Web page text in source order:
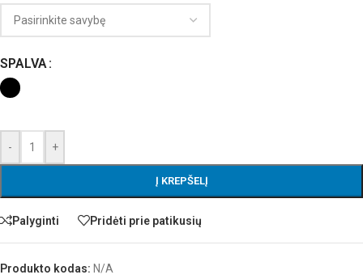
SPALVA
- +
Į KREPŠELĮ
Palyginti Pridėti prie patikusių
Produkto kodas: N/A